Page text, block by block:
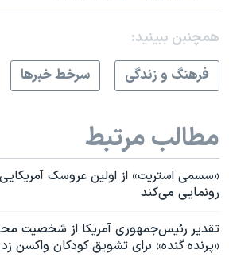
همچنبن ببینید:
فرهنگ و زندگی
سرخط خبرها
مطالب مرتبط
«سسمی استریت» از اولین عروسک
رونمایی می‌کند
تقدیر رئیس‌جمهوری آمریکا از شخصیت
«پرنده گنده» برای تشویق کودکان واکسن زد